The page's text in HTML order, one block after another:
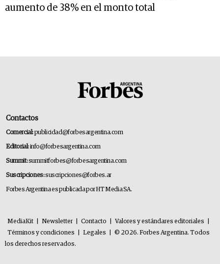
aumento de 38% en el monto total
Contactos
Comercial:publicidad@forbesargentina.com
Editorial:info@forbesargentina.com
Summit:summitforbes@forbesargentina.com
Suscripciones:suscripciones@forbes.ar
Forbes Argentina es publicada por HT Media SA.
MediaKit Newsletter Contacto Valores y estándares editoriales
Términos y condiciones
Legales
© 2026. Forbes Argentina. Todos
los derechos reservados.